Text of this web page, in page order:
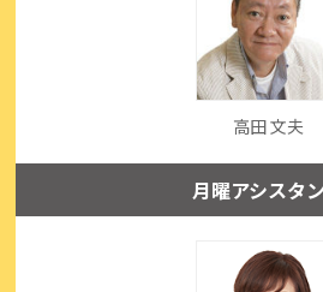
高田 文夫
月曜アシスタ